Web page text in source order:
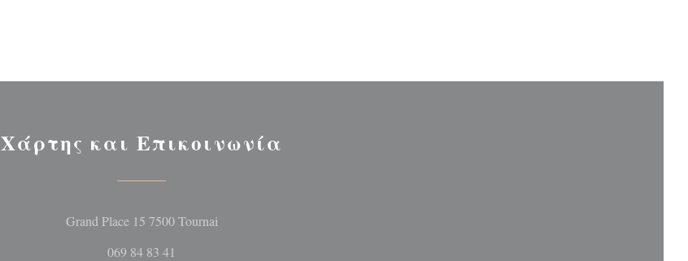
Χάρτης και Επικοινωνία
Grand Place 15 7500 Tournai((ανοίγει σε νέο παράθυρο))
069 84 83 41